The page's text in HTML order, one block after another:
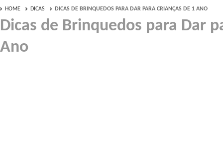
HOME DICAS DICAS DE BRINQUEDOS PARA DAR PARA CRIANÇAS DE 1 ANO
Dicas de Brinquedos para Dar
Ano